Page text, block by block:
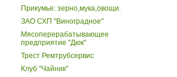
Прикумье: зерно,мука,овощи.
ЗАО СХП "Виноградное"
Мясоперерабатывающее
предприятие "Дюк"
Трест Ремтрубсервис
Клуб "Чайник"